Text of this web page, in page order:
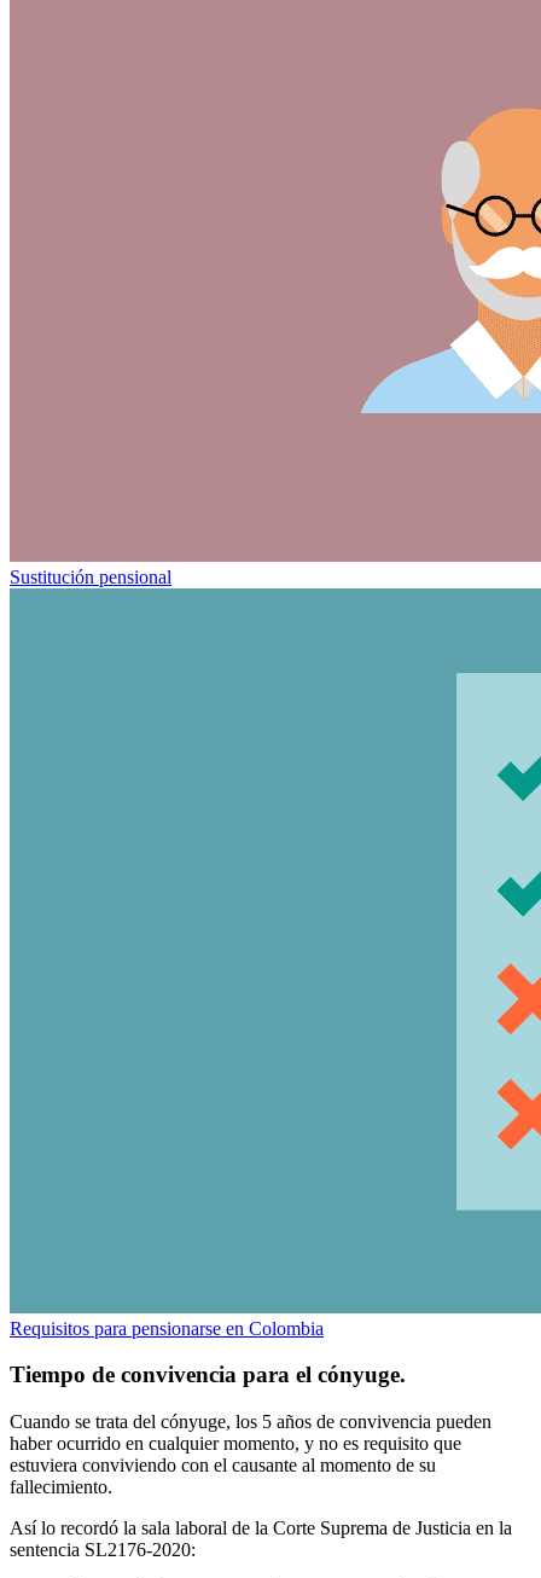
Sustitución pensional
Requisitos para pensionarse en Colombia
Tiempo de convivencia para el cónyuge.
Cuando se trata del cónyuge, los 5 años de convivencia pueden
haber ocurrido en cualquier momento, y no es requisito que
estuviera conviviendo con el causante al momento de su
fallecimiento.
Así lo recordó la sala laboral de la Corte Suprema de Justicia en la
sentencia SL2176-2020: